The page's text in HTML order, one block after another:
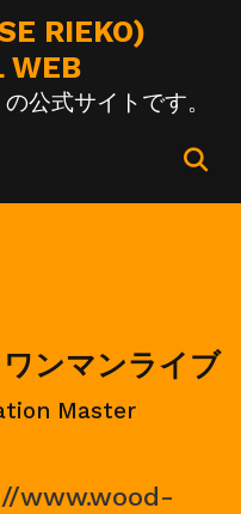
RIEKO)
WEB
公式サイトです。
ンマンライブ
Master
www.wood-